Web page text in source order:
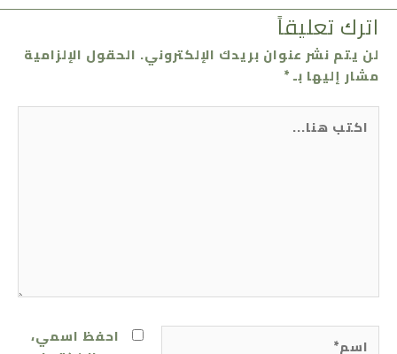
اترك تعليقاً
لن يتم نشر عنوان بريدك الإلكتروني. الحقول الإلزامية
مشار إليها بـ*
هنا...
احفظ اسمي،